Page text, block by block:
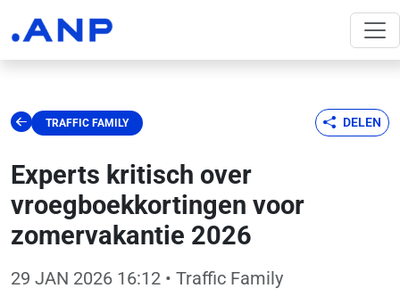
TRAFFIC FAMILY DELEN
Experts kritisch over
vroegboekkortingen voor
zomervakantie 2026
29 JAN 2026 16:12 • Traffic Family